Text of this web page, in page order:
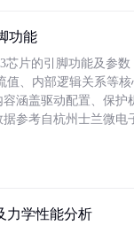
功能
芯片的引脚功能及参
值、内部逻辑关系等
涵盖驱动配置、保护
参考自杭州士兰微电
力学性能分析